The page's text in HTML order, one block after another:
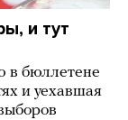
и тут
в бюллетене
и уехавшая